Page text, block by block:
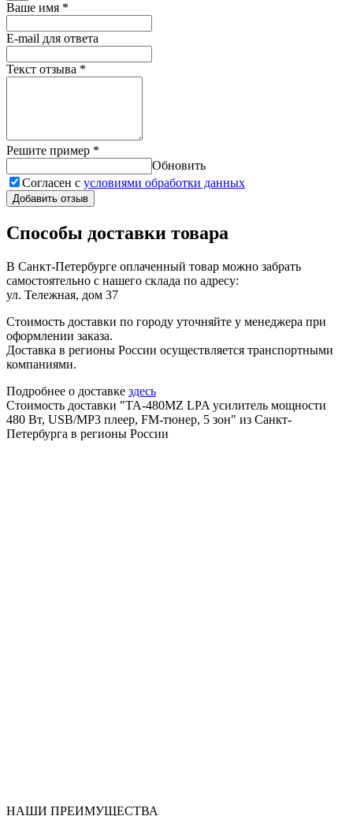
Ваше имя *
E-mail для ответа
Текст отзыва *
Решите пример *
Обновить
Согласен с условиями обработки данных
Добавить отзыв
Способы доставки товара
В Санкт-Петербурге оплаченный товар можно забрать
самостоятельно с нашего склада по адресу:
ул. Тележная, дом 37
Стоимость доставки по городу уточняйте у менеджера при
оформлении заказа.
Доставка в регионы России осуществляется транспортными
компаниями.
Подробнее о доставке здесь
Стоимость доставки "TA-480MZ LPA усилитель мощности
480 Вт, USB/MP3 плеер, FM-тюнер, 5 зон" из Санкт-
Петербурга в регионы России
НАШИ ПРЕИМУЩЕСТВА